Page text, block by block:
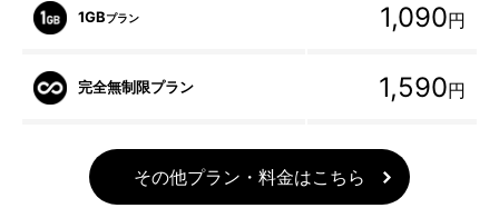
1GBプラン 1,090円
完全無制限プラン 1,590円
その他プラン・料金はこちら